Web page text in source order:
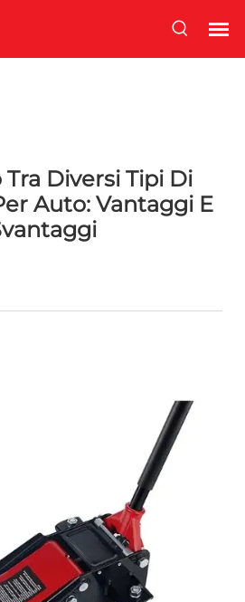
Diversi Tipi Di
Auto: Vantaggi E